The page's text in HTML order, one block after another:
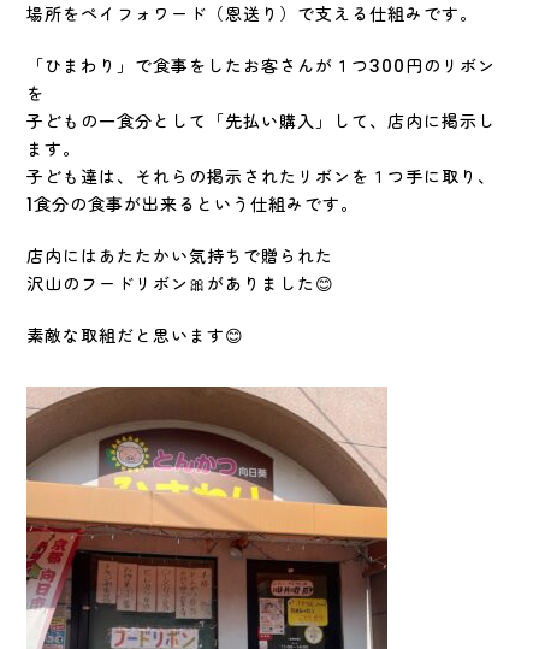
場所をペイフォワード（恩送り）で支える仕組みです。
「ひまわり」で食事をしたお客さんが１つ300円のリボン
を
子どもの一食分として「先払い購入」して、店内に掲示し
ます。
子ども達は、それらの掲示されたリボンを１つ手に取り、
1食分の食事が出来るという仕組みです。
店内にはあたたかい気持ちで贈られた
沢山のフードリボン🎀がありました😊
素敵な取組だと思います😊